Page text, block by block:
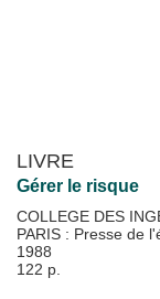
LIVRE
Gérer le risque
COLLEGE DES
PARIS : Presse de
1988
122 p.